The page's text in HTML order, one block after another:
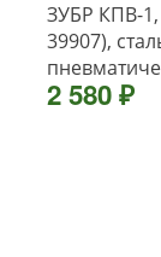
ЗУБР КПВ-1,
39907),
(39902-1)
2 580 ₽